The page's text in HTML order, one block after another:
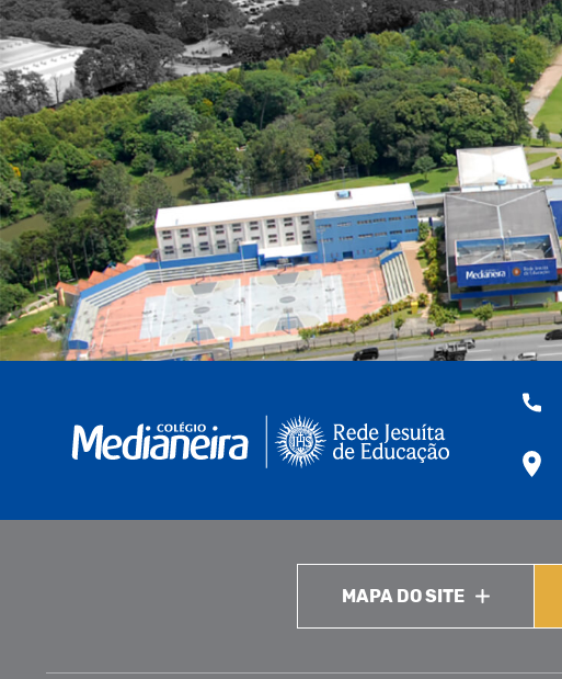
MAPA DO SITE